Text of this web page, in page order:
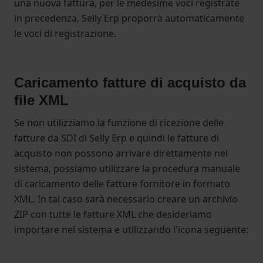
una nuova fattura, per le medesime voci registrate
in precedenza, Selly Erp proporrà automaticamente
le voci di registrazione.
Caricamento fatture di acquisto da
file XML
Se non utilizziamo la funzione di ricezione delle
fatture da SDI di Selly Erp e quindi le fatture di
acquisto non possono arrivare direttamente nel
sistema, possiamo utilizzare la procedura manuale
di caricamento delle fatture fornitore in formato
XML. In tal caso sarà necessario creare un archivio
ZIP con tutte le fatture XML che desideriamo
importare nel sistema e utilizzando l'icona seguente: